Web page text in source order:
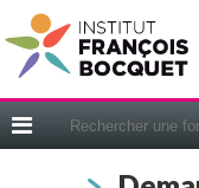
Fermer
ACCUEIL
CERIFICATIONS